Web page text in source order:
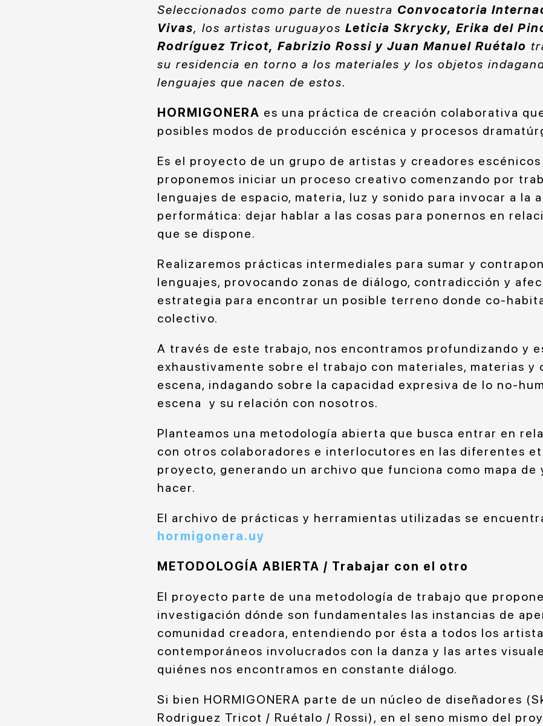
Seleccionados como parte de nuestra Convocatoria
Vivas, los artistas uruguayos Leticia Skrycky, Erika del
Rodríguez Tricot, Fabrizio Rossi y Juan Manuel Ruétalo
su residencia en torno a los materiales y los objetos
lenguajes que nacen de estos.
HORMIGONERA es una práctica de creación colaborativa
posibles modos de producción escénica y procesos
Es el proyecto de un grupo de artistas y creadores escénicos
proponemos iniciar un proceso creativo comenzando por
lenguajes de espacio, materia, luz y sonido para invocar a la
performática: dejar hablar a las cosas para ponernos en
que se dispone.
Realizaremos prácticas intermediales para sumar y
lenguajes, provocando zonas de diálogo, contradicción y
estrategia para encontrar un posible terreno donde co-
colectivo.
A través de este trabajo, nos encontramos profundizando y
exhaustivamente sobre el trabajo con materiales, materias y
escena, indagando sobre la capacidad expresiva de lo no-
escena y su relación con nosotros.
Planteamos una metodología abierta que busca entrar en
con otros colaboradores e interlocutores en las diferentes
proyecto, generando un archivo que funciona como mapa de
hacer.
El archivo de prácticas y herramientas utilizadas se
hormigonera.uy
METODOLOGÍA ABIERTA / Trabajar con el otro
El proyecto parte de una metodología de trabajo que
investigación dónde son fundamentales las instancias de
comunidad creadora, entendiendo por ésta a todos los
contemporáneos involucrados con la danza y las artes
quiénes nos encontramos en constante diálogo.
Si bien HORMIGONERA parte de un núcleo de diseñadores
Rodriguez Tricot / Ruétalo / Rossi), en el seno mismo del